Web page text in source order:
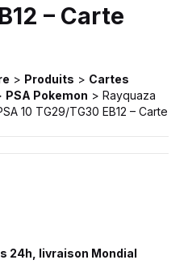
– Carte
> Produits > Cartes
PSA Pokemon > Rayquaza
10 TG29/TG30 EB12 – Carte
24h, livraison Mondial